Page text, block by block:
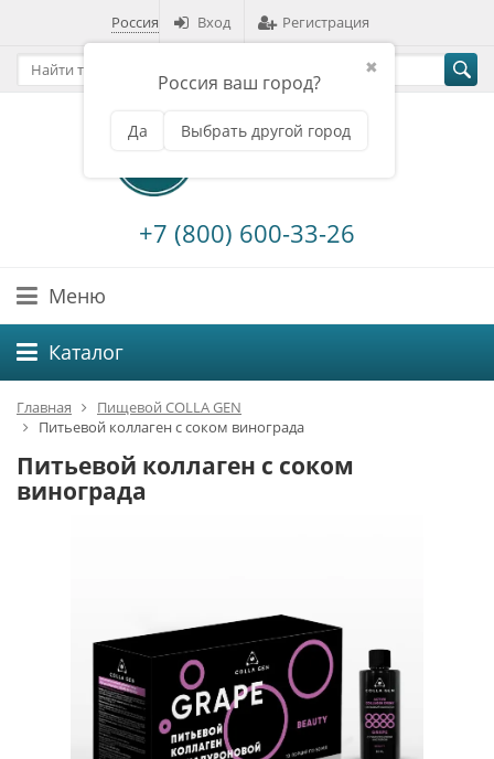
Россия
✖
Россия ваш город?
Да Выбрать другой город
Вход Регистрация
+7 (800) 600-33-26
Меню
Каталог
Главная
Пищевой COLLA GEN
Питьевой коллаген с соком винограда
Питьевой коллаген с соком
винограда